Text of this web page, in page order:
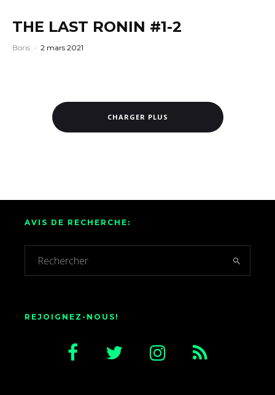
THE LAST RONIN #1-2
Boris · 2 mars 2021
CHARGER PLUS
AVIS DE RECHERCHE:
REJOIGNEZ-NOUS!